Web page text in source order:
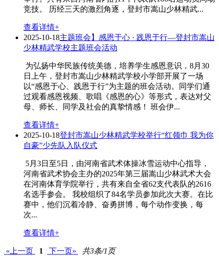
竞技。 历经三天的激烈角逐，登封市嵩山少林精武...
查看详情+
2025-10-18主题班会】感恩于心 · 践恩于行—登封市嵩山
少林精武学校主题班会活动
为弘扬中华民族传统美德，培养学生感恩意识，8月30
日上午，登封市嵩山少林精武学校小学部开展了一场
以“感恩于心、践恩于行”为主题的班会活动。同学们通
过观看感恩视频、歌唱《感恩的心》等形式，表达对父
母、师长、同学及社会的真挚情感！ 班会伊...
查看详情+
2025-10-18登封市嵩山少林精武学校举行“红领巾 我为你
自豪”少先队入队仪式
5月3日至5日，由河南省武术体操冰雪运动中心指导，
河南省武术协会主办的2025年第三届嵩山少林武术大会
在河南体育学院举行，共有来自全省62支代表队的2616
名选手参会。 我校组织了84名学员参加此次大赛。在比
赛中，他们沉着冷静、奋勇拼博，每个动作变换，每
次...
查看详情+
«上一页 1 下一页»
共3条/1页